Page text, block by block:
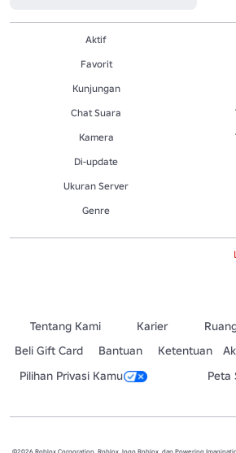
Aktif
Favorit
Kunjungan
Chat Suara
Kamera
Di-update
Ukuran Server
Genre
Tentang Kami Karier
Beli Gift Card
Bantuan Ketentuan
Pilihan Privasi Kamu
Peta
©2026 Roblox Corporation. Roblox, logo Roblox, dan Powering